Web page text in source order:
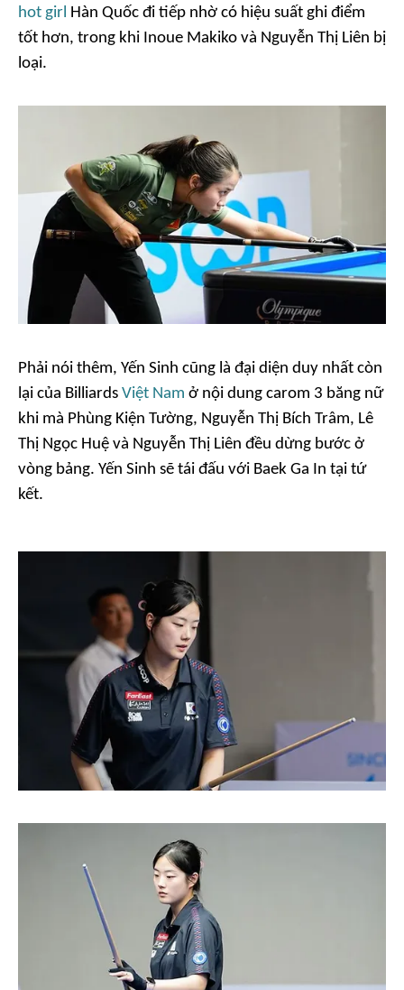
hot girl Hàn Quốc đi tiếp nhờ có hiệu suất ghi điểm
tốt hơn, trong khi Inoue Makiko và Nguyễn Thị Liên bị
loại.
Phải nói thêm, Yến Sinh cũng là đại diện duy nhất còn
lại của Billiards Việt Nam ở nội dung carom 3 băng nữ
khi mà Phùng Kiện Tường, Nguyễn Thị Bích Trâm, Lê
Thị Ngọc Huệ và Nguyễn Thị Liên đều dừng bước ở
vòng bảng. Yến Sinh sẽ tái đấu với Baek Ga In tại tứ
kết.